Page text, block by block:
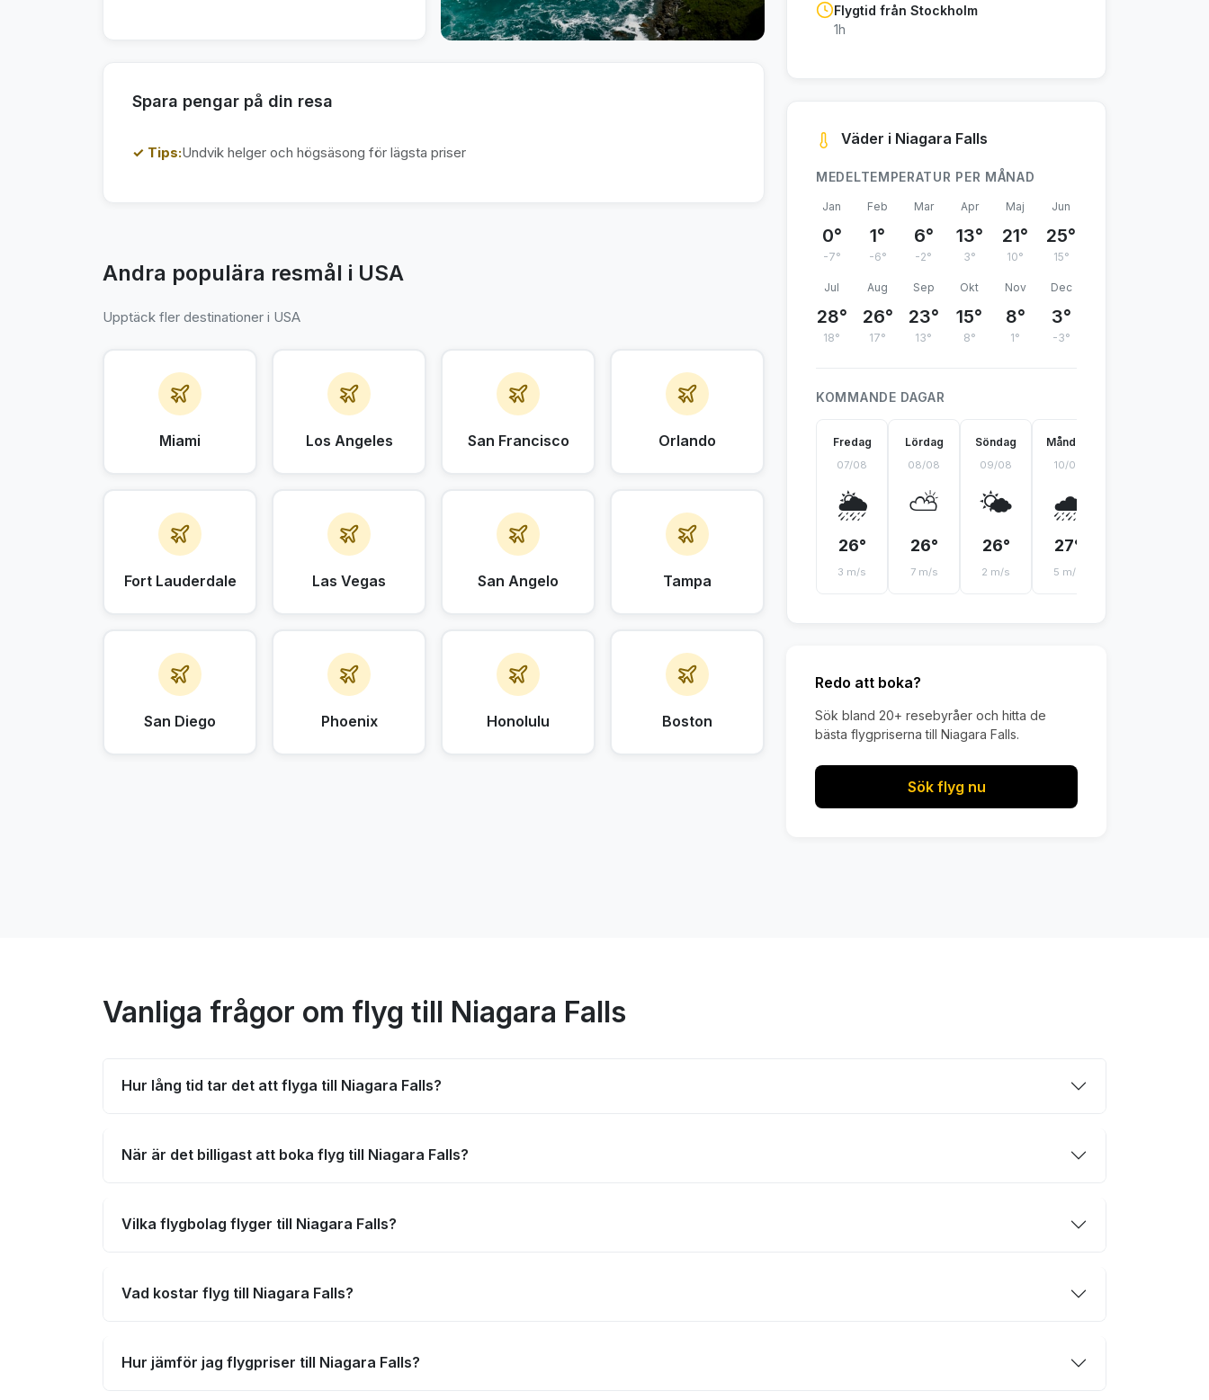
Spara pengar på din resa
✓ Tips:Undvik helger och högsäsong för lägsta priser
Andra populära resmål i USA
Upptäck fler destinationer i USA
Miami Los Angeles San Francisco Orlando
Fort Lauderdale Las Vegas San Angelo Tampa
San Diego Phoenix Honolulu Boston
Flygtid från Stockholm
1h
Väder i Niagara Falls
MEDELTEMPERATUR PER MÅNAD
Jan
0°
-7°
Feb
1°
-6°
Mar
6°
-2°
Apr
13°
3°
Maj
21°
10°
Jun
25°
15°
Jul
28°
18°
Aug
26°
17°
Sep
23°
13°
Okt
15°
8°
Nov
8°
1°
Dec
3°
-3°
KOMMANDE DAGAR
Fredag
07/08
🌦️
26°
3 m/s
Lördag
08/08
⛅
26°
7 m/s
Söndag
09/08
🌤️
26°
2 m/s
Måndag
10/08
🌧️
27°
5 m/s
Redo att boka?
Sök bland 20+ resebyråer och hitta de
bästa flygpriserna till Niagara Falls.
Sök flyg nu
Vanliga frågor om flyg till Niagara Falls
Hur lång tid tar det att flyga till Niagara Falls?
När är det billigast att boka flyg till Niagara Falls?
Vilka flygbolag flyger till Niagara Falls?
Vad kostar flyg till Niagara Falls?
Hur jämför jag flygpriser till Niagara Falls?